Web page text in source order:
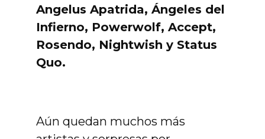
Angelus Apatrida, Ángeles del
Infierno, Powerwolf, Accept,
Rosendo, Nightwish y Status
Quo.
Aún quedan muchos más